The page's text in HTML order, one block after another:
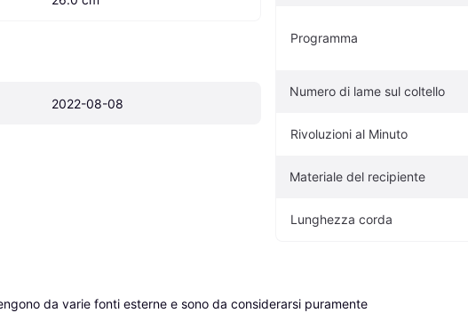
2022-08-08
Programma
Numero di lame sul coltello
Rivoluzioni al Minuto
Materiale del recipiente
Lunghezza corda
da varie fonti esterne e sono da considerarsi puramente